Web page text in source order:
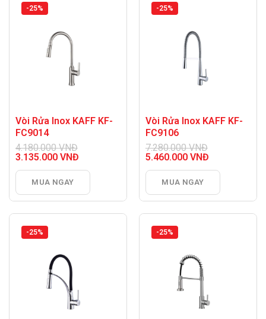
-25%
Vòi Rửa Inox KAFF KF-
FC9014
4.180.000VNĐ
Giá
là:
4.180.000 VNĐ.
3.135.000 VNĐ
hiện
là:
3.135.000 VNĐ.
MUA NGAY
-25%
Vòi Rửa Inox KAFF KF-
FC9106
7.280.000VNĐ
Giá
là:
7.280.000 VNĐ.
5.460.000 VNĐ
hiện
là:
5.460.000 VNĐ.
MUA NGAY
-25% -25%